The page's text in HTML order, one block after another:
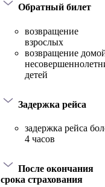
Обратный билет
возвращение
взрослых
возвращение
детей
Задержка рейса
задержка рейса
4 часов
После окончания
срока страхования